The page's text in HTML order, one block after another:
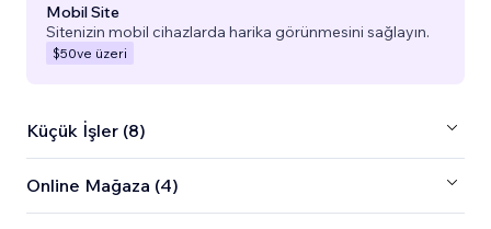
Mobil Site
Sitenizin mobil cihazlarda harika görünmesini sağlayın.
$50ve üzeri
Küçük İşler (8)
Online Mağaza (4)